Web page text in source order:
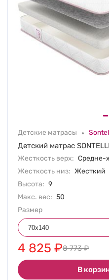
Детские матрасы
Детский матрас
Жесткость верх: Средне-
Жесткость низ: Жесткий
Высота: 9
Макс. вес: 50
Размер
4 825 ₽8 773₽
В